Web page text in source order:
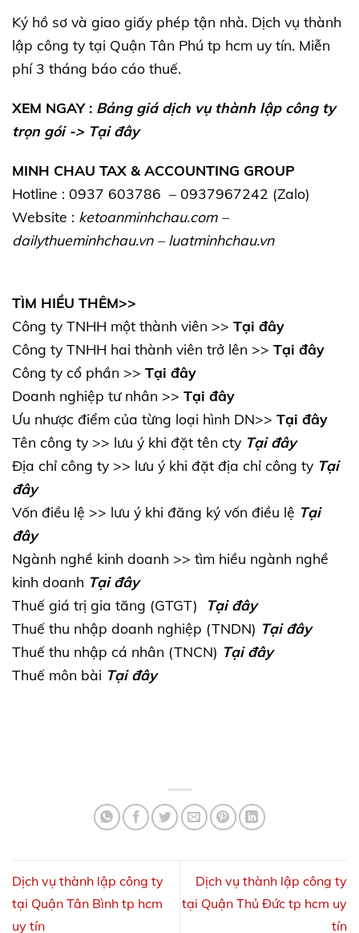
Ký hồ sơ và giao giấy phép tận nhà. Dịch vụ thành
lập công ty tại Quận Tân Phú tp hcm uy tín. Miễn
phí 3 tháng báo cáo thuế.
XEM NGAY : Bảng giá dịch vụ thành lập công ty
trọn gói -> Tại đây
MINH CHAU TAX & ACCOUNTING GROUP
Hotline : 0937 603786 – 0937967242 (Zalo)
Website : ketoanminhchau.com–
dailythueminhchau.vn– luatminhchau.vn
TÌM HIỀU THÊM>>
Công ty TNHH một thành viên >> Tại đây
Công ty TNHH hai thành viên trở lên >> Tại đây
Công ty cổ phần >> Tại đây
Doanh nghiệp tư nhân >> Tại đây
Ưu nhược điểm của từng loại hình DN>> Tại đây
Tên công ty >> lưu ý khi đặt tên cty Tại đây
Địa chỉ công ty >> lưu ý khi đặt địa chỉ công ty Tại
đây
Vốn điều lệ >> lưu ý khi đăng ký vốn điều lệ Tại
đây
Ngành nghề kinh doanh >> tìm hiều ngành nghề
kinh doanh Tại đây
Thuế giá trị gia tăng (GTGT)
Tại đây
Thuế thu nhập doanh nghiệp (TNDN) Tại đây
Thuế thu nhập cá nhân (TNCN) Tại đây
Thuế môn bài Tại đây
Dịch vụ thành lập công ty
tại Quận Tân Bình tp hcm
uy tín
Dịch vụ thành lập công ty
tại Quận Thủ Đức tp hcm uy
tín